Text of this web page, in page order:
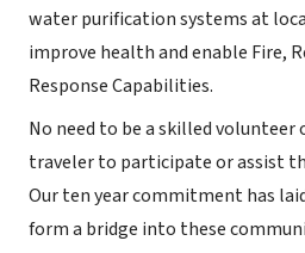
water purification systems at
improve health and enable Fire,
Response Capabilities.
No need to be a skilled volunteer
traveler to participate or assist
Our ten year commitment has
form a bridge into these